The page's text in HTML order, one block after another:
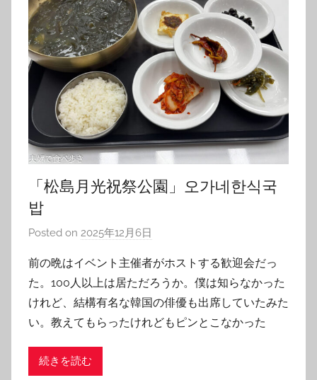
「松島月光祝祭公園」오가네한식국
밥
Posted on 2025年12月6日
T
o
m
前の晩はイベント主催者がホストする歓迎会だっ
た。100人以上は居ただろうか。僕は知らなかった
けれど、結構有名な韓国の俳優も出席していたみた
い。教えてもらったけれどもピンとこなかった
続きを読む